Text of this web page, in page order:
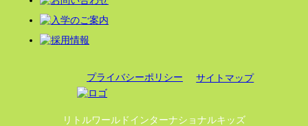
プライバシーポリシー サイトマップ
リトルワールドインターナショナルキッズ